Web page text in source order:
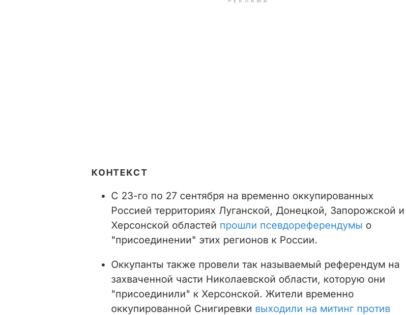
КОНТЕКСТ
С 23-го по 27 сентября на временно оккупированных
Россией территориях Луганской, Донецкой, Запорожской и
Херсонской областей прошли псевдореферендумы о
"присоединении" этих регионов к России.
Оккупанты также провели так называемый референдум на
захваченной части Николаевской области, которую они
"присоединили" к Херсонской. Жители временно
оккупированной Снигиревки выходили на митинг против